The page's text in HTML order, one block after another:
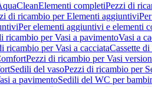
Elementi completiPezzi di
di ricambio per Elementi aggiuntivi
Per elementi aggiuntivi e elementi
ricambio per Vasi a pavimentoVasi a
ricambio per Vasi a cacciataCassette
Pezzi di ricambio per Vasi
Sedili del vasoPezzi di ricambio per
a pavimentoSedili del WC per